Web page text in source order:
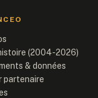
(2004-2026)
& données
partenaire